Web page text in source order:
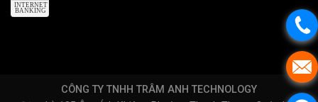
CÔNG TY TNHH TRÂM ANH TECHNOLOGY